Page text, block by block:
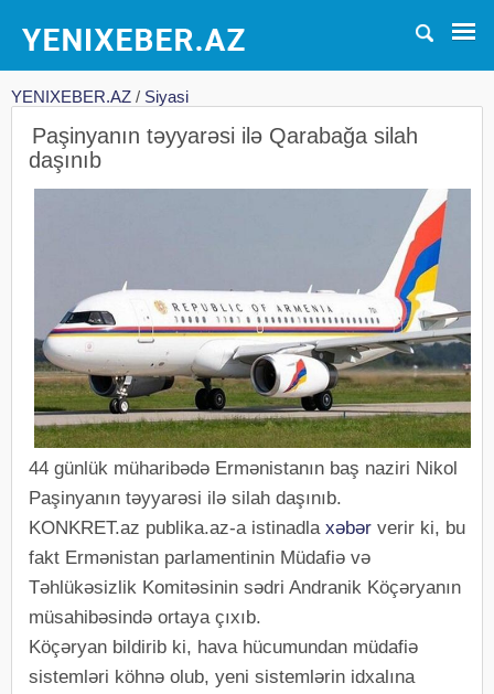
YENIXEBER.AZ / Siyasi
Paşinyanın təyyarəsi ilə Qarabağa silah
daşınıb
44 günlük müharibədə Ermənistanın baş naziri Nikol
Paşinyanın təyyarəsi ilə silah daşınıb.
KONKRET.az publika.az-a istinadla xəbər verir ki, bu
fakt Ermənistan parlamentinin Müdafiə və
Təhlükəsizlik Komitəsinin sədri Andranik Köçəryanın
müsahibəsində ortaya çıxıb.
Köçəryan bildirib ki, hava hücumundan müdafiə
sistemləri köhnə olub, yeni sistemlərin idxalına